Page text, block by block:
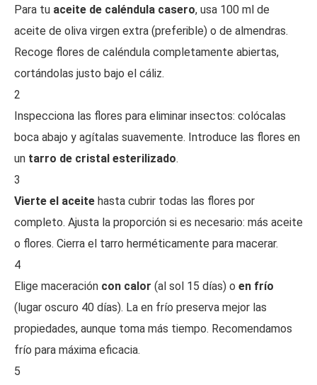
Para tu aceite de caléndula casero, usa 100 ml de
aceite de oliva virgen extra (preferible) o de almendras.
Recoge flores de caléndula completamente abiertas,
cortándolas justo bajo el cáliz.
2
Inspecciona las flores para eliminar insectos: colócalas
boca abajo y agítalas suavemente. Introduce las flores en
un tarro de cristal esterilizado.
3
Vierte el aceite hasta cubrir todas las flores por
completo. Ajusta la proporción si es necesario: más aceite
o flores. Cierra el tarro herméticamente para macerar.
4
Elige maceración con calor (al sol 15 días) o en frío
(lugar oscuro 40 días). La en frío preserva mejor las
propiedades, aunque toma más tiempo. Recomendamos
frío para máxima eficacia.
5